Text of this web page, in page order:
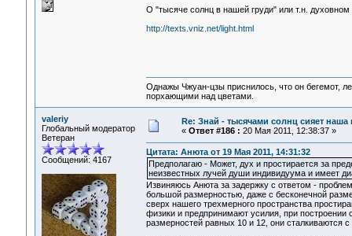
О "тысяче солнц в нашей груди" или т.н. духовном
http://texts.vniz.net/light.html
Однажы Чжуан-цзы приснилось, что он бегемот,
порхающими над цветами.
valeriy
Глобальный модератор
Ветеран
Сообщений: 4167
Re: Знай - тысячами солнц сияет наша
« Ответ #186 : 20 Мая 2011, 12:38:37 »
Цитата: Анюта от 19 Мая 2011, 14:31:32
Предполагаю - Может, дух и простирается за
неизвестных лучей души индивидуума и имеет
Извиняюсь Анюта за задержку с ответом -
большой размерностью, даже с бесконечной
сверх нашего трехмерного пространства
физики и предпринимают усилия, при
размерностей равных 10 и 12, они сталкиваются